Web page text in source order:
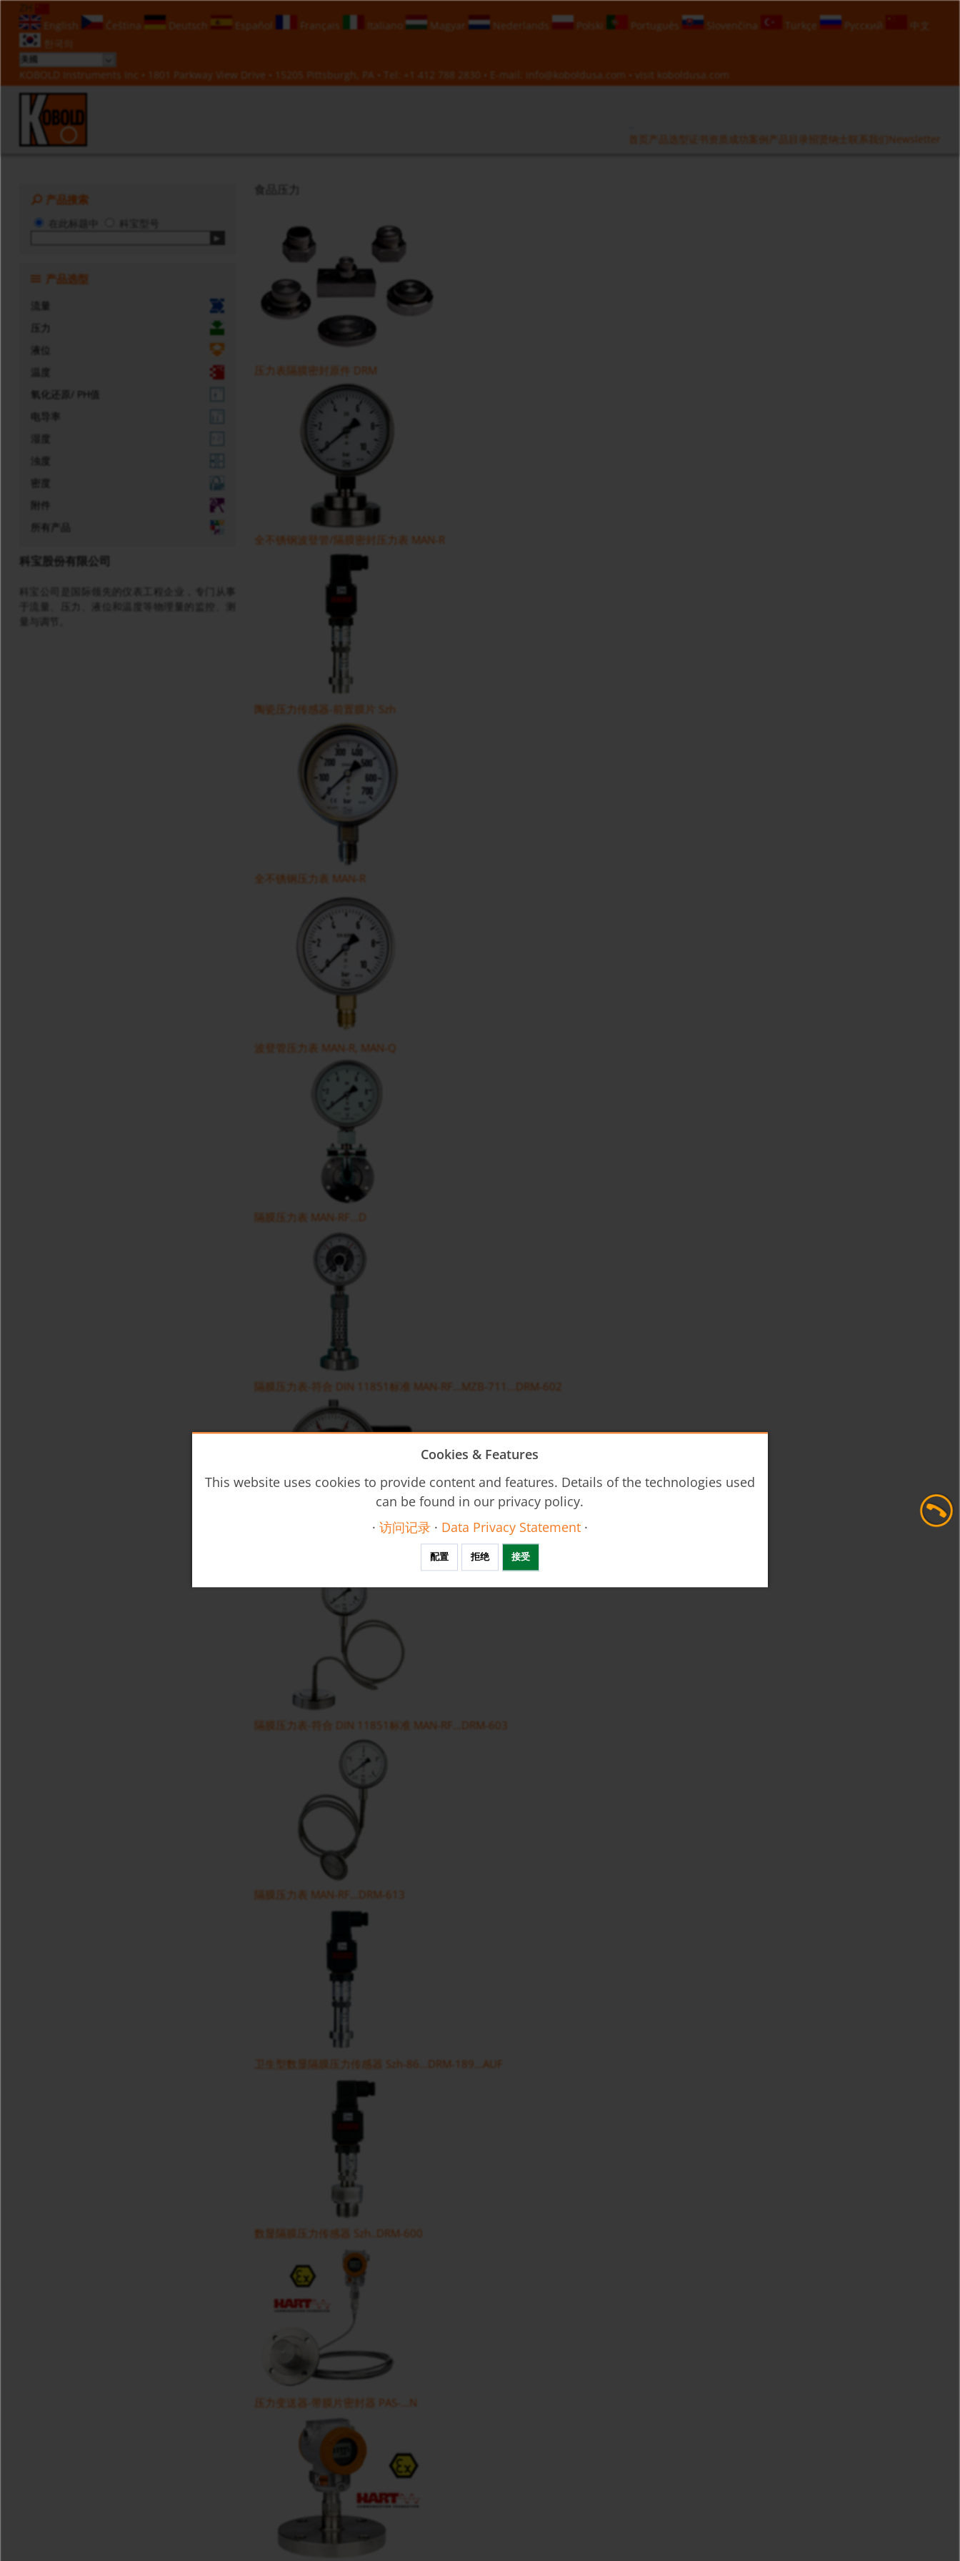
English
Čeština Deutsch Español Français Italiano Magyar Nederlands Polski Português Slovenčina Türkçe Русский
中文
한국의
KOBOLD Instruments Inc • 1801 Parkway View Drive • 15205 Pittsburgh, PA • Tel: +1 412 788 2830 • E-mail: info@koboldusa.com • visit koboldusa.com
首页 产品选型 证书资质 成功案例 产品目录 招贤纳士 联系我们 Newsletter
产品搜索
在此标题中 科宝型号
产品选型
流量
压力
液位
温度
氧化还原/ PH值
电导率
湿度
浊度
密度
附件
所有产品
科宝股份有限公司
科宝公司是国际领先的仪表工程企业，专门从事
于流量、压力、液位和温度等物理量的监控、测
量与调节。
食品压力
压力表隔膜密封原件 DRM
全不锈钢波登管/隔膜密封压力表 MAN-R
陶瓷压力传感器-前置膜片 Szh
全不锈钢压力表 MAN-R
波登管压力表 MAN-R, MAN-Q
隔膜压力表 MAN-RF...D
隔膜压力表-符合 DIN 11851标准 MAN-RF...MZB-711...DRM-602
电接点隔膜压力表-符合 DIN11851标准 MAN-RF...M21...DRM-602
隔膜压力表-符合 DIN 11851标准 MAN-RF...DRM-603
隔膜压力表 MAN-RF...DRM-613
卫生型数显隔膜压力传感器 Szh-86...DRM-189...AUF
数显隔膜压力传感器 Szh..DRM-600
压力变送器-带膜片密封器 PAS-...N
Cookies & Features
This website uses cookies to provide content and features. Details of the technologies used
can be found in our privacy policy.
· 访问记录· Data Privacy Statement·
配置 拒绝 接受